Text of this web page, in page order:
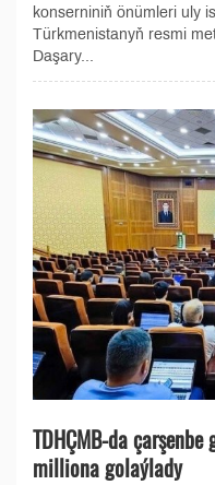
konserniniň önümleri uly
Türkmenistanyň resmi
Daşary...
TDHÇMB-da
milliona golaýlady